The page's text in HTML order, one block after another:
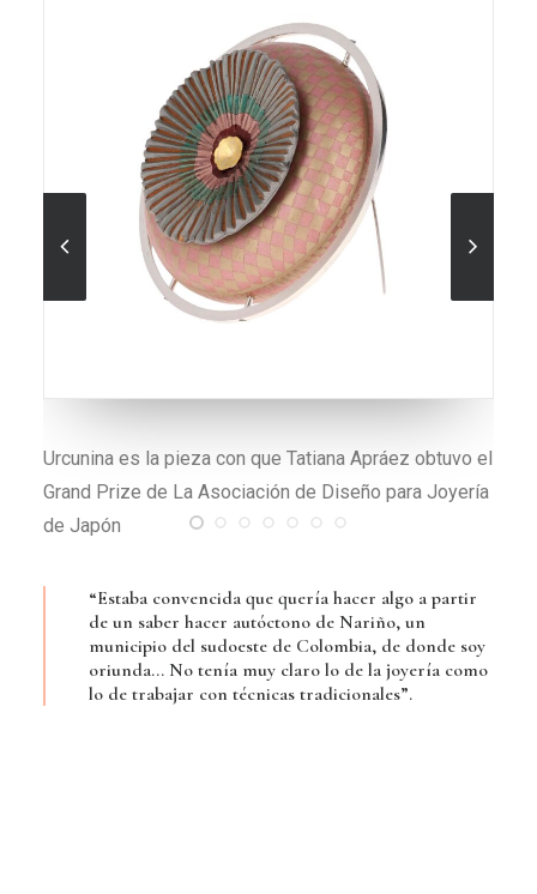
Una pieza que reversiona la técnica prehispánica de
mopa mopa
“Estaba convencida que quería hacer algo a partir
de un saber hacer autóctono de Nariño, un
municipio del sudoeste de Colombia, de donde soy
oriunda… No tenía muy claro lo de la joyería como
lo de trabajar con técnicas tradicionales”.